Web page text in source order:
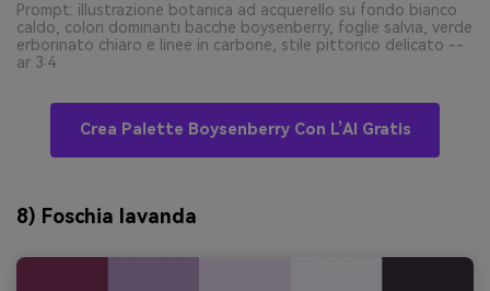
Prompt: illustrazione botanica ad acquerello su fondo bianco
caldo, colori dominanti bacche boysenberry, foglie salvia, verde
erborinato chiaro e linee in carbone, stile pittorico delicato --
ar 3:4
Crea Palette Boysenberry Con L’AI Gratis
8) Foschia lavanda